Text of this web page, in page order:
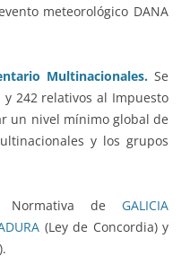
meteorológico DANA
Multinacionales. Se
242 relativos al Impuesto
un nivel mínimo global de
y los grupos
Normativa de GALICIA
(Ley de Concordia) y